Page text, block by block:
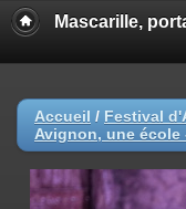
Mascarille,
Accueil / Festival
Avignon, une école